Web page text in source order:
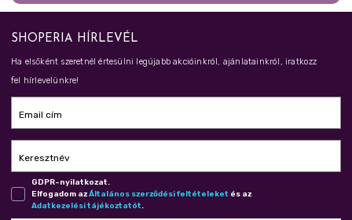
Pampers Lenor
Népszerű keresések
SHOPERIA HÍRLEVÉL
Ha elsőként szeretnél értesülni legújabb akcióinkról, ajánlatainkról, iratkozz
fel hírlevelünkre!
Email cím
Keresztnév
GDPR-nyilatkozat.
Elfogadom azÁl­ta­lá­nos szer­ző­dé­si fel­té­te­le­ket és az
Adat­ke­ze­lé­si tá­jé­koz­ta­tót.